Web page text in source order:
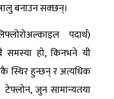
बनाउन सक्छन्।
पदार्थ)
समस्या हो, किनभने यी
स्थिर हुन्छन् र अत्यधिक
टेफ्लोन, जुन सामान्यतया